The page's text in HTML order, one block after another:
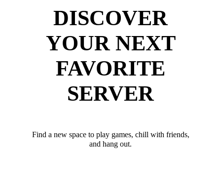
DISCOVER
YOUR NEXT
FAVORITE
SERVER
Find a new space to play games, chill with friends,
and hang out.